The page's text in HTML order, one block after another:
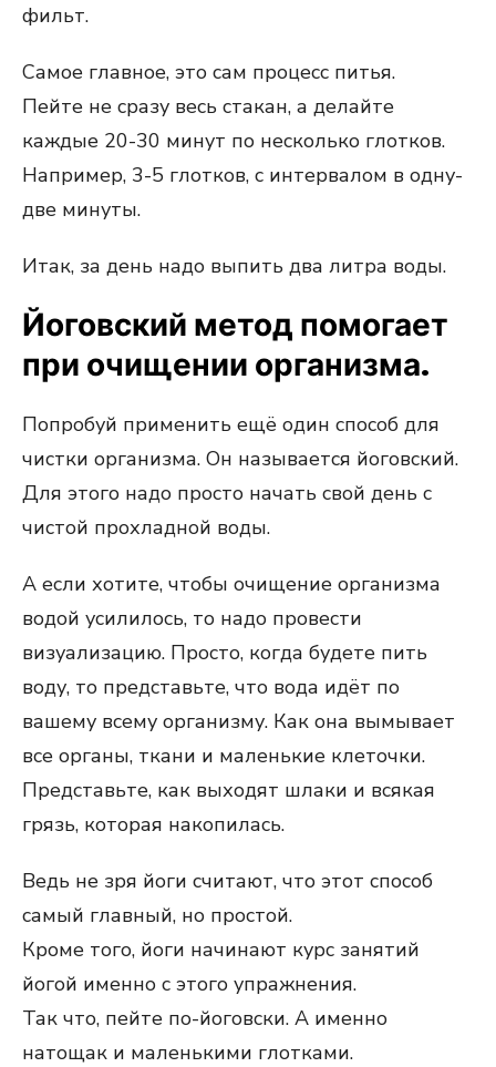
фильт.
Самое главное, это сам процесс питья.
Пейте не сразу весь стакан, а делайте
каждые 20-30 минут по несколько глотков.
Например, 3-5 глотков, с интервалом в одну-
две минуты.
Итак, за день надо выпить два литра воды.
Йоговский метод помогает
при очищении организма.
Попробуй применить ещё один способ для
чистки организма. Он называется йоговский.
Для этого надо просто начать свой день с
чистой прохладной воды.
А если хотите, чтобы очищение организма
водой усилилось, то надо провести
визуализацию. Просто, когда будете пить
воду, то представьте, что вода идёт по
вашему всему организму. Как она вымывает
все органы, ткани и маленькие клеточки.
Представьте, как выходят шлаки и всякая
грязь, которая накопилась.
Ведь не зря йоги считают, что этот способ
самый главный, но простой.
Кроме того, йоги начинают курс занятий
йогой именно с этого упражнения.
Так что, пейте по-йоговски. А именно
натощак и маленькими глотками.